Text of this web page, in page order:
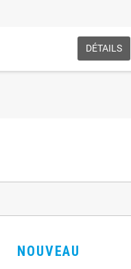
DÉTAILS
NOUVEAU